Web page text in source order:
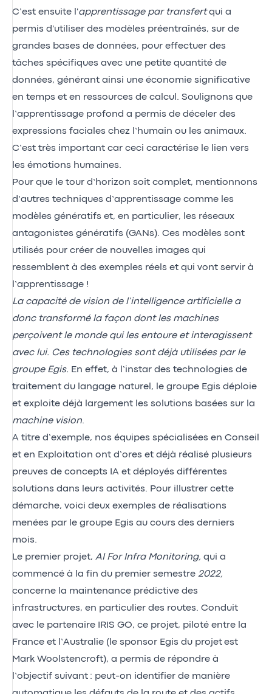
C’est ensuite l'apprentissage par transfertqui a
permis d'utiliser des modèles préentraînés, sur de
grandes bases de données, pour effectuer des
tâches spécifiques avec une petite quantité de
données, générant ainsi une économie significative
en temps et en ressources de calcul. Soulignons que
l’apprentissage profond a permis de déceler des
expressions faciales chez l’humain ou les animaux.
C’est très important car ceci caractérise le lien vers
les émotions humaines.
Pour que le tour d’horizon soit complet, mentionnons
d’autres techniques d’apprentissage comme les
modèles génératifs et, en particulier, les réseaux
antagonistes génératifs (GANs). Ces modèles sont
utilisés pour créer de nouvelles images qui
ressemblent à des exemples réels et qui vont servir à
l’apprentissage !
La capacité de vision de l’intelligence artificielle a
donc transformé la façon dont les machines
perçoivent le monde qui les entoure et interagissent
avec lui. Ces technologies sont déjà utilisées par le
groupe Egis. En effet, à l’instar des technologies de
traitement du langage naturel, le groupe Egis déploie
et exploite déjà largement les solutions basées sur la
machine vision.
A titre d’exemple, nos équipes spécialisées en Conseil
et en Exploitation ont d’ores et déjà réalisé plusieurs
preuves de concepts IA et déployés différentes
solutions dans leurs activités. Pour illustrer cette
démarche, voici deux exemples de réalisations
menées par le groupe Egis au cours des derniers
mois.
Le premier projet, AI For Infra Monitoring, qui a
commencé à la fin du premier semestre 2022,
concerne la maintenance prédictive des
infrastructures, en particulier des routes. Conduit
avec le partenaire IRIS GO, ce projet, piloté entre la
France et l’Australie (le sponsor Egis du projet est
Mark Woolstencroft), a permis de répondre à
l’objectif suivant : peut-on identifier de manière